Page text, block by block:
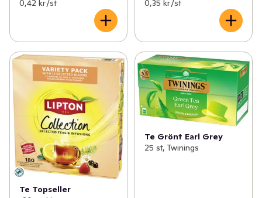
0,42 kr /st 0,35 kr /st
Te Topseller
Te Grönt Earl Grey
25 st, Twinings